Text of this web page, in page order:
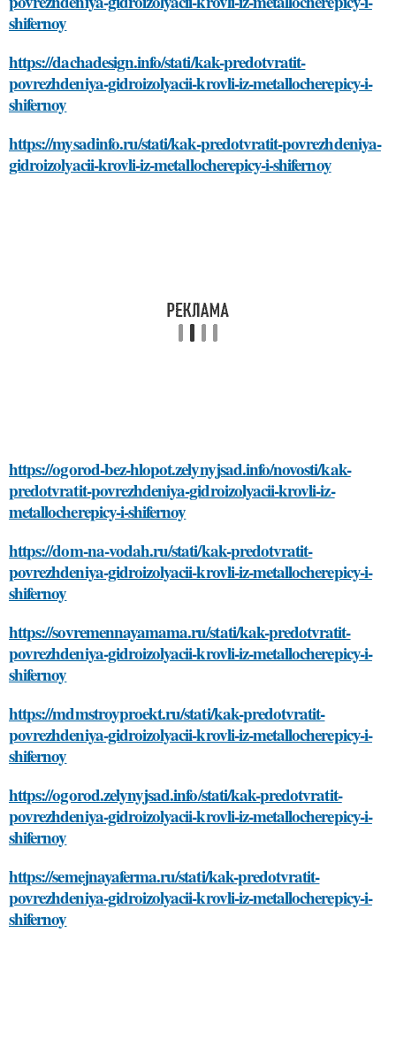
shifernoy
https://dachadesign.info/stati/kak-predotvratit-
povrezhdeniya-gidroizolyacii-krovli-iz-metallocherepicy-i-
shifernoy
https://mysadinfo.ru/stati/kak-predotvratit-povrezhdeniya-
gidroizolyacii-krovli-iz-metallocherepicy-i-shifernoy
https://ogorod-bez-hlopot.zelynyjsad.info/novosti/kak-
predotvratit-povrezhdeniya-gidroizolyacii-krovli-iz-
metallocherepicy-i-shifernoy
https://dom-na-vodah.ru/stati/kak-predotvratit-
povrezhdeniya-gidroizolyacii-krovli-iz-metallocherepicy-i-
shifernoy
https://sovremennayamama.ru/stati/kak-predotvratit-
povrezhdeniya-gidroizolyacii-krovli-iz-metallocherepicy-i-
shifernoy
https://mdmstroyproekt.ru/stati/kak-predotvratit-
povrezhdeniya-gidroizolyacii-krovli-iz-metallocherepicy-i-
shifernoy
https://ogorod.zelynyjsad.info/stati/kak-predotvratit-
povrezhdeniya-gidroizolyacii-krovli-iz-metallocherepicy-i-
shifernoy
https://semejnayaferma.ru/stati/kak-predotvratit-
povrezhdeniya-gidroizolyacii-krovli-iz-metallocherepicy-i-
shifernoy